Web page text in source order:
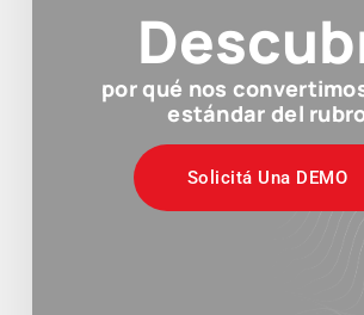
por qué nos
estándar del
Solicitá Una DEMO